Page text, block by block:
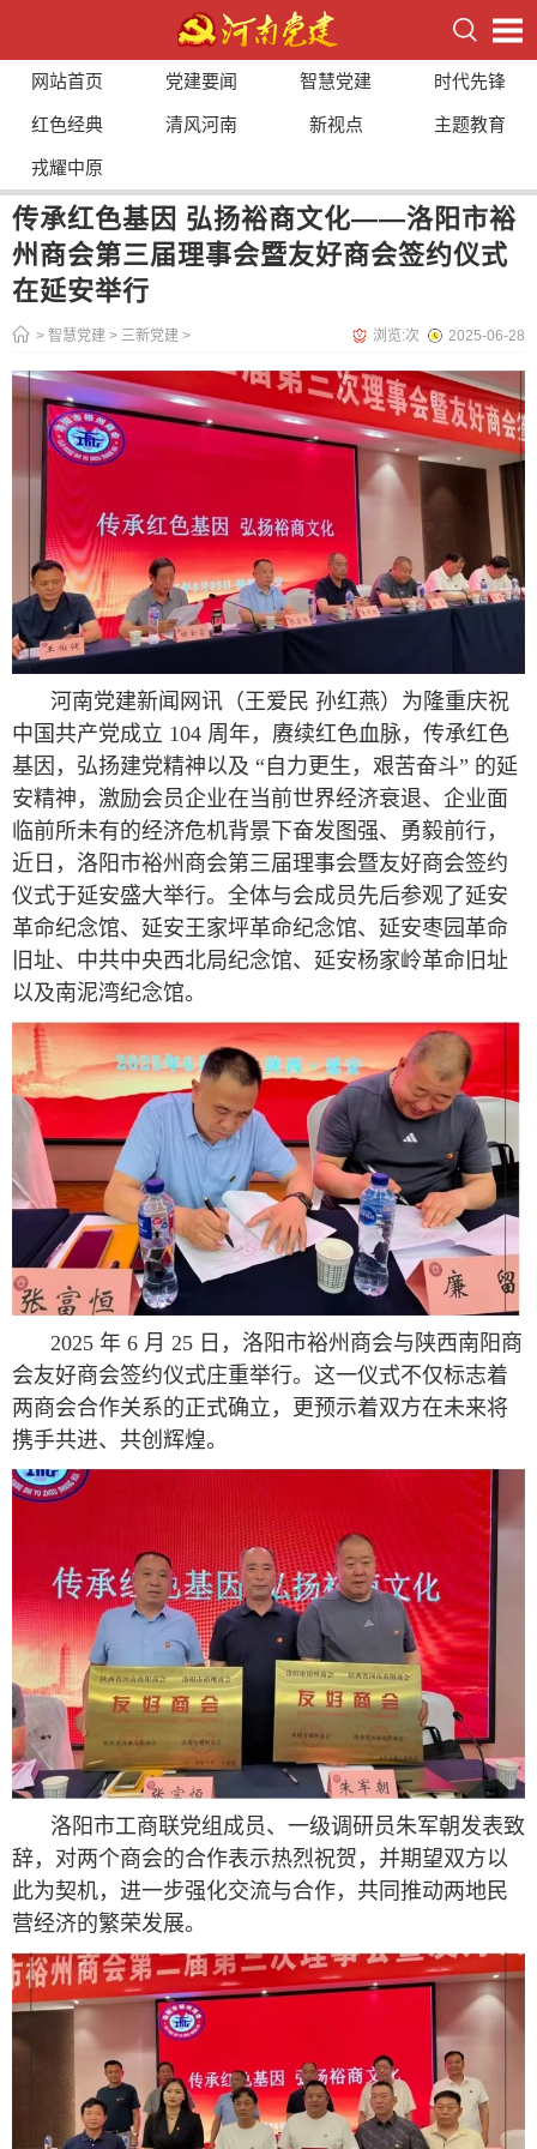
网站首页 党建要闻 智慧党建 时代先锋
红色经典 清风河南 新视点 主题教育
戎耀中原
传承红色基因 弘扬裕商文化——洛阳市裕
州商会第三届理事会暨友好商会签约仪式
在延安举行
> 智慧党建 > 三新党建 > 2025-06-28
浏览:次
河南党建新闻网讯（王爱民 孙红燕）为隆重庆祝
中国共产党成立 104 周年，赓续红色血脉，传承红色
基因，弘扬建党精神以及 “自力更生，艰苦奋斗” 的延
安精神，激励会员企业在当前世界经济衰退、企业面
临前所未有的经济危机背景下奋发图强、勇毅前行，
近日，洛阳市裕州商会第三届理事会暨友好商会签约
仪式于延安盛大举行。全体与会成员先后参观了延安
革命纪念馆、延安王家坪革命纪念馆、延安枣园革命
旧址、中共中央西北局纪念馆、延安杨家岭革命旧址
以及南泥湾纪念馆。
2025 年 6 月 25 日，洛阳市裕州商会与陕西南阳商
会友好商会签约仪式庄重举行。这一仪式不仅标志着
两商会合作关系的正式确立，更预示着双方在未来将
携手共进、共创辉煌。
洛阳市工商联党组成员、一级调研员朱军朝发表致
辞，对两个商会的合作表示热烈祝贺，并期望双方以
此为契机，进一步强化交流与合作，共同推动两地民
营经济的繁荣发展。